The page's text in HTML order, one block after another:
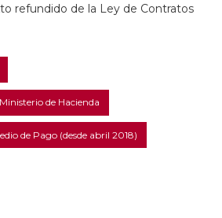
refundido de la Ley de Contratos
de Hacienda
de Pago (desde abril 2018)